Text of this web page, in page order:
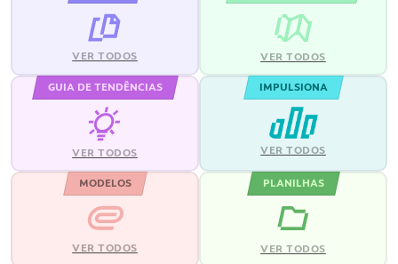
VER TODOS VER TODOS
GUIA DE TENDÊNCIAS
VER TODOS
IMPULSIONA
VER TODOS
MODELOS
VER TODOS
PLANILHAS
VER TODOS